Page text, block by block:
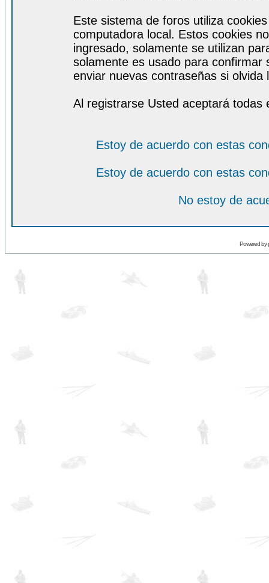
Este sistema de foros utiliza
computadora local. Estos cookies
ingresado, solamente se utilizan
solamente es usado para
enviar nuevas contraseñas si olvida
Al registrarse Usted aceptará todas
Estoy de acuerdo con estas
Estoy de acuerdo con estas
No estoy de
Powered by